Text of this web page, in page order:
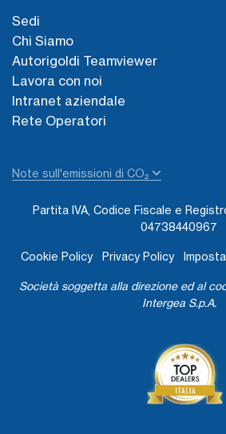
Sedi
Chi Siamo
Autorigoldi Teamviewer
Lavora con noi
Intranet aziendale
Rete Operatori
Note sull'emissioni di CO₂
Partita IVA, Codice Fiscale e
04738440967
Cookie Policy Privacy Policy
Società soggetta alla direzione ed al
Intergea S.p.A.